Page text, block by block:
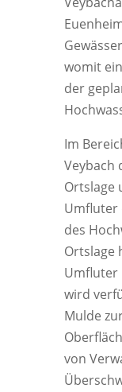
womit
der
Im
Veybach
Ortslage
Umfluter
des
Ortslage
Umfluter
wird
Mulde
von